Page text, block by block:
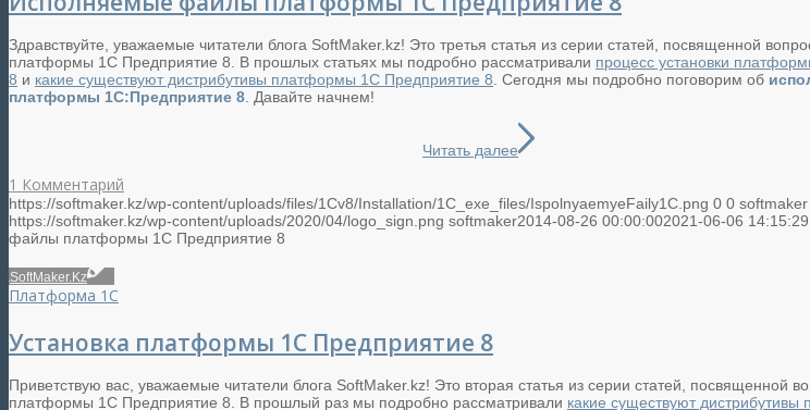
Здравствуйте, уважаемые читатели блога SoftMaker.kz! Это третья статья из серии статей, посвященной
платформы 1С Предприятие 8. В прошлых статьях мы подробно рассматривали процесс установки
8 и какие существуют дистрибутивы платформы 1С Предприятие 8 . Сегодня мы подробно поговорим об
платформы 1С:Предприятие 8 . Давайте начнем!
Читать далее
1 Комментарий
https://softmaker.kz/wp-content/uploads/files/1Cv8/Installation/1C_exe_files/IspolnyaemyeFaily1C.png 0 0 softmaker
https://softmaker.kz/wp-content/uploads/2020/04/logo_sign.png softmaker2014-08-26 00:00:002021-06-06 14:15:29
файлы платформы 1С Предприятие 8
SoftMaker.Kz
Платформа 1С
Установка платформы 1С Предприятие 8
Приветствую вас, уважаемые читатели блога SoftMaker.kz! Это вторая статья из серии статей, посвященной
платформы 1С Предприятие 8. В прошлый раз мы подробно рассматривали какие существуют